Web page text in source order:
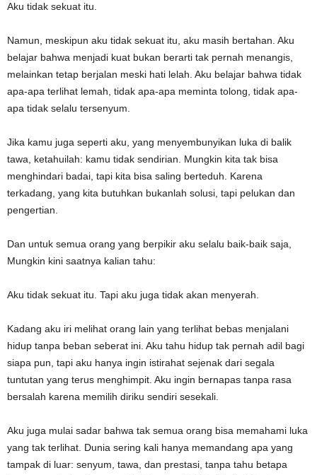
Aku tidak sekuat itu.
Namun, meskipun aku tidak sekuat itu, aku masih bertahan. Aku
belajar bahwa menjadi kuat bukan berarti tak pernah menangis,
melainkan tetap berjalan meski hati lelah. Aku belajar bahwa tidak
apa-apa terlihat lemah, tidak apa-apa meminta tolong, tidak apa-
apa tidak selalu tersenyum.
Jika kamu juga seperti aku, yang menyembunyikan luka di balik
tawa, ketahuilah: kamu tidak sendirian. Mungkin kita tak bisa
menghindari badai, tapi kita bisa saling berteduh. Karena
terkadang, yang kita butuhkan bukanlah solusi, tapi pelukan dan
pengertian.
Dan untuk semua orang yang berpikir aku selalu baik-baik saja,
Mungkin kini saatnya kalian tahu:
Aku tidak sekuat itu. Tapi aku juga tidak akan menyerah.
Kadang aku iri melihat orang lain yang terlihat bebas menjalani
hidup tanpa beban seberat ini. Aku tahu hidup tak pernah adil bagi
siapa pun, tapi aku hanya ingin istirahat sejenak dari segala
tuntutan yang terus menghimpit. Aku ingin bernapas tanpa rasa
bersalah karena memilih diriku sendiri sesekali.
Aku juga mulai sadar bahwa tak semua orang bisa memahami luka
yang tak terlihat. Dunia sering kali hanya memandang apa yang
tampak di luar: senyum, tawa, dan prestasi, tanpa tahu betapa